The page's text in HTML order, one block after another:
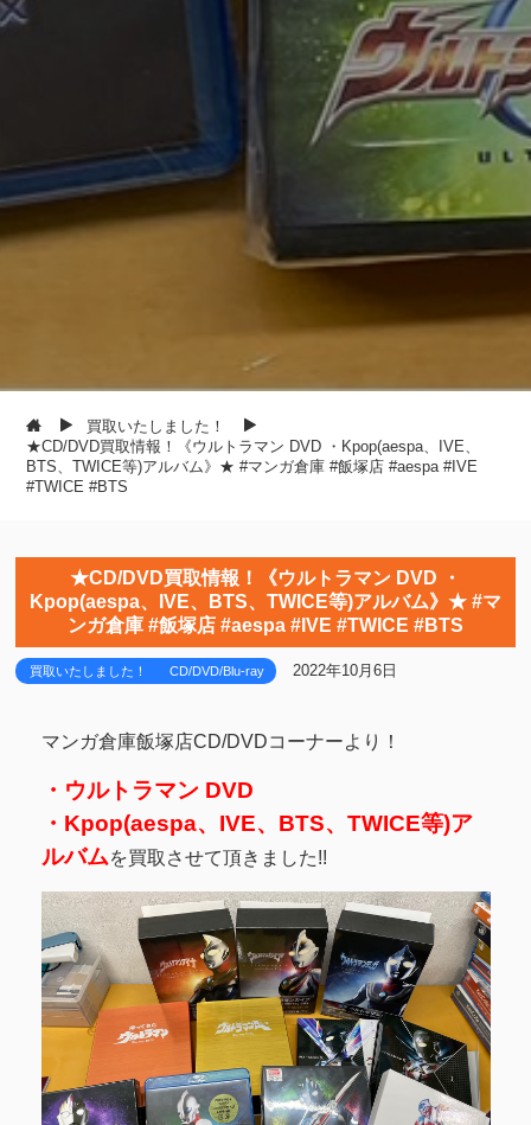
買取いたしました！
★CD/DVD買取情報！《ウルトラマン DVD ・Kpop(aespa、IVE、
BTS、TWICE等)アルバム》★ #マンガ倉庫 #飯塚店 #aespa #IVE
#TWICE #BTS
★CD/DVD買取情報！《ウルトラマン DVD ・
Kpop(aespa、IVE、BTS、TWICE等)アルバム》★ #マ
ンガ倉庫 #飯塚店 #aespa #IVE #TWICE #BTS
買取いたしました！ CD/DVD/Blu-ray 2022年10月6日
マンガ倉庫飯塚店CD/DVDコーナーより！
・ウルトラマン DVD
・Kpop(aespa、IVE、BTS、TWICE等)ア
ルバムを買取させて頂きました!!